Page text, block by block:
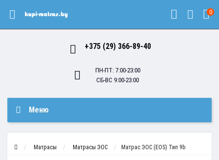
0
+375 (29) 366-89-40
ПН-ПТ: 7:00-23:00
СБ-ВС 9:00-23:00
Меню
Матрасы Матрасы ЭОС Матрас ЭОС (EOS) Тип 9b